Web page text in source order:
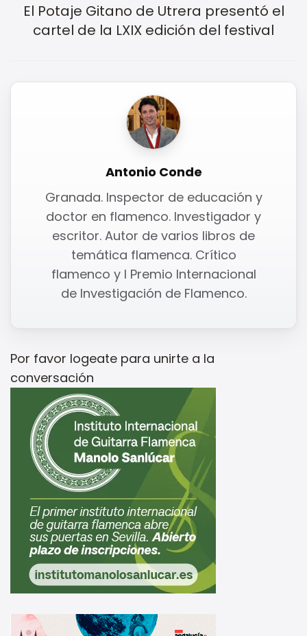
El Potaje Gitano de Utrera presentó el
cartel de la LXIX edición del festival
Antonio Conde
Granada. Inspector de educación y
doctor en flamenco. Investigador y
escritor. Autor de varios libros de
temática flamenca. Crítico
flamenco y I Premio Internacional
de Investigación de Flamenco.
Por favor logeate para unirte a la
conversación